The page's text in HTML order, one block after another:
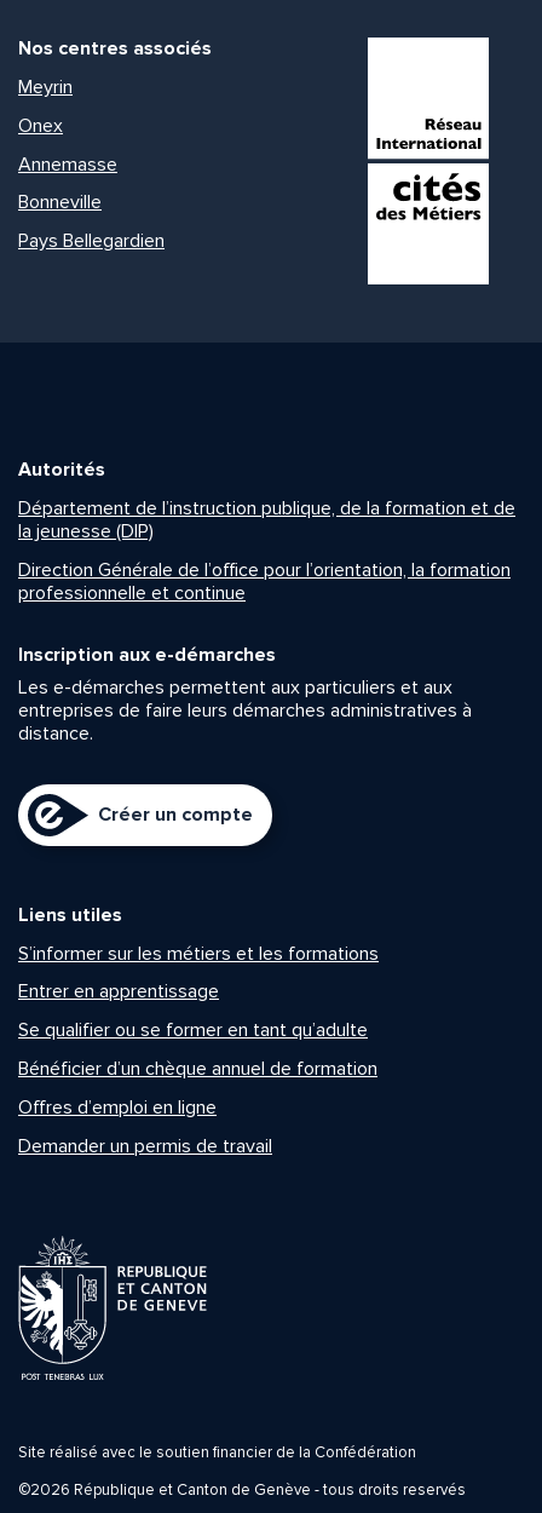
Nos centres associés
Meyrin
Onex
Annemasse
Bonneville
Pays Bellegardien
Autorités
Département de l’instruction publique, de la formation et de
la jeunesse (DIP)
Direction Générale de l’office pour l’orientation, la formation
professionnelle et continue
Inscription aux e-démarches
Les e-démarches permettent aux particuliers et aux
entreprises de faire leurs démarches administratives à
distance.
Créer un compte
Liens utiles
S’informer sur les métiers et les formations
Entrer en apprentissage
Se qualifier ou se former en tant qu’adulte
Bénéficier d’un chèque annuel de formation
Offres d’emploi en ligne
Demander un permis de travail
Site réalisé avec le soutien financier de la Confédération
©2026 République et Canton de Genève - tous droits reservés